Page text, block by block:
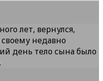
лет, вернулся,
недавно
день тело сына было